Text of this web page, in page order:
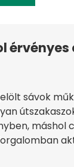
érvényes
sávok
máshol